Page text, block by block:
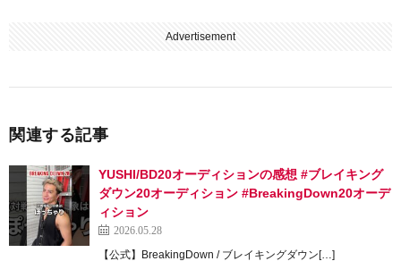
Advertisement
関連する記事
YUSHI/BD20オーディションの感想 #ブレイキング
ダウン20オーディション #BreakingDown20オーデ
ィション
2026.05.28
【公式】BreakingDown / ブレイキングダウン[…]